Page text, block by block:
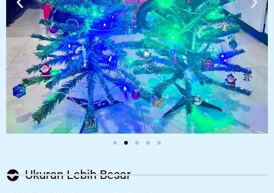
Ukuran Lebih Besar